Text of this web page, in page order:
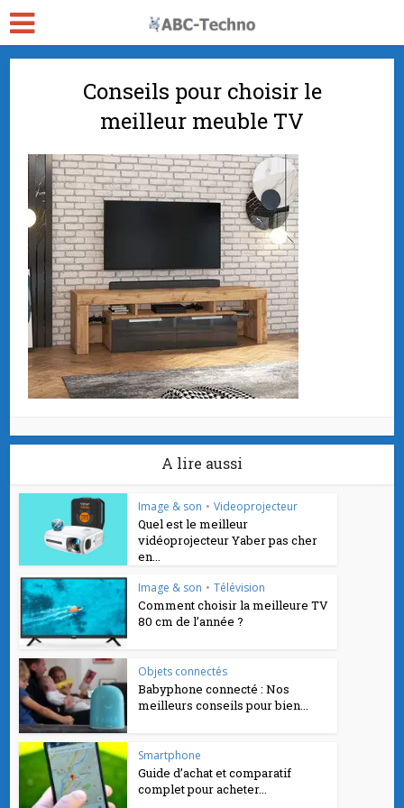
Conseils pour choisir le
meilleur meuble TV
A lire aussi
Image & son • Videoprojecteur
Quel est le meilleur
vidéoprojecteur Yaber pas cher
en...
Image & son • Télévision
Comment choisir la meilleure TV
80 cm de l’année ?
Objets connectés
Babyphone connecté : Nos
meilleurs conseils pour bien...
Smartphone
Guide d’achat et comparatif
complet pour acheter...